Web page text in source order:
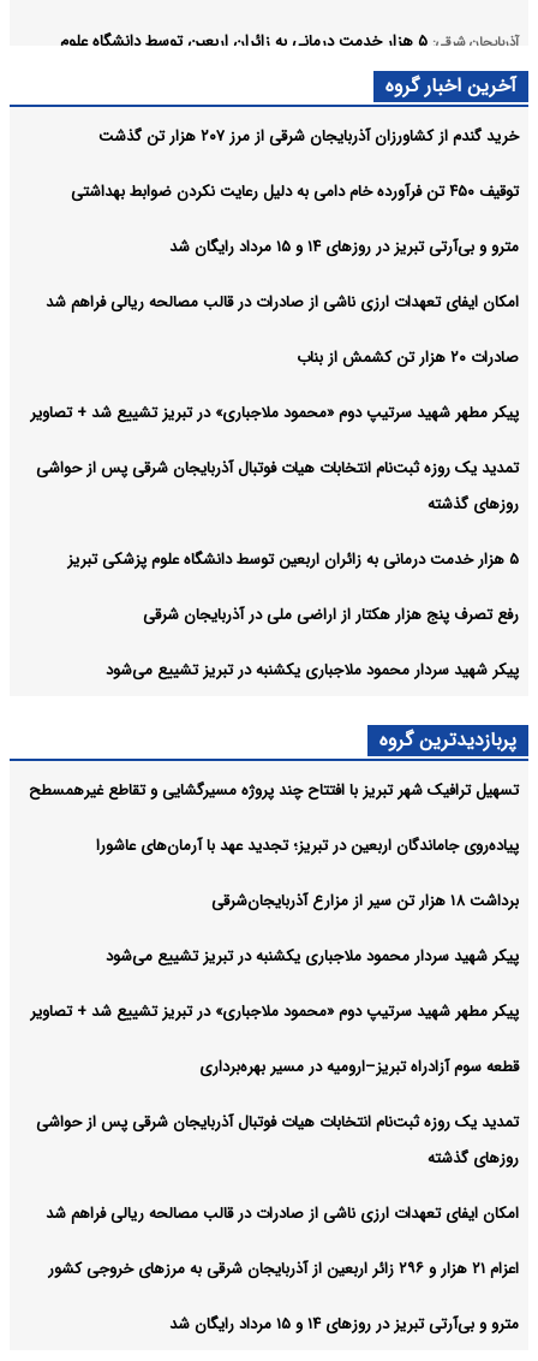
آذربایجان شرقی:
۵ هزار خدمت درمانی به زائران اربعین توسط دانشگاه علوم
پزشکی تبریز
آذربایجان شرقی: رفع تصرف پنج هزار هکتار از اراضی ملی در آذربایجان شرقی
آذربایجان شرقی: پیکر شهید سردار محمود ملاجباری یکشنبه در تبریز تشییع
آخرین اخبار گروه
خرید گندم از کشاورزان آذربایجان شرقی از مرز ۲۰۷ هزار تن گذشت
توقیف ۴۵۰ تن فرآورده خام دامی به دلیل رعایت نکردن ضوابط بهداشتی
مترو و بی‌آرتی تبریز در روزهای ۱۴ و ۱۵ مرداد رایگان شد
امکان ایفای تعهدات ارزی ناشی از صادرات در قالب مصالحه ریالی فراهم شد
صادرات ۲۰ هزار تن کشمش از بناب
پیکر مطهر شهید سرتیپ دوم «محمود ملاجباری» در تبریز تشییع شد + تصاویر
تمدید یک‌ روزه ثبت‌نام انتخابات هیات فوتبال آذربایجان‌ شرقی پس از حواشی
روزهای گذشته
۵ هزار خدمت درمانی به زائران اربعین توسط دانشگاه علوم پزشکی تبریز
رفع تصرف پنج هزار هکتار از اراضی ملی در آذربایجان شرقی
پیکر شهید سردار محمود ملاجباری یکشنبه در تبریز تشییع می‌شود
پربازدیدترین گروه
تسهیل ترافیک شهر تبریز با افتتاح چند پروژه مسیرگشایی و تقاطع غیرهمسطح
پیاده‌روی جاماندگان اربعین در تبریز؛ تجدید عهد با آرمان‌های عاشورا
برداشت ۱۸ هزار تن سیر از مزارع آذربایجان‌شرقی
پیکر شهید سردار محمود ملاجباری یکشنبه در تبریز تشییع می‌شود
پیکر مطهر شهید سرتیپ دوم «محمود ملاجباری» در تبریز تشییع شد + تصاویر
قطعه سوم آزادراه تبریز–ارومیه در مسیر بهره‌برداری
تمدید یک‌ روزه ثبت‌نام انتخابات هیات فوتبال آذربایجان‌ شرقی پس از حواشی
روزهای گذشته
امکان ایفای تعهدات ارزی ناشی از صادرات در قالب مصالحه ریالی فراهم شد
اعزام ۲۱ هزار و ۲۹۶ زائر اربعین از آذربایجان شرقی به مرزهای خروجی کشور
مترو و بی‌آرتی تبریز در روزهای ۱۴ و ۱۵ مرداد رایگان شد